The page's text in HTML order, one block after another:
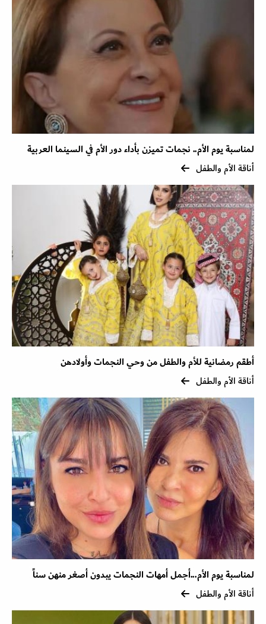
لمناسبة يوم الأم.. نجمات تميزن بأداء دور الأم في السينما العربية
أناقة الأم والطفل
أطقم رمضانية للأم والطفل من وحي النجمات وأولادهن
أناقة الأم والطفل
لمناسبة يوم الأم...أجمل أمهات النجمات يبدون أصغر منهن سناً
أناقة الأم والطفل